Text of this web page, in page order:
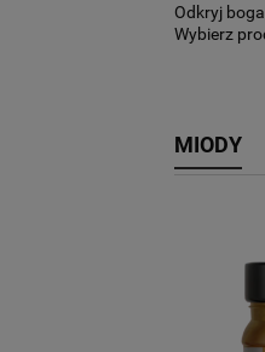
Odkryj
Wybierz
MIODY